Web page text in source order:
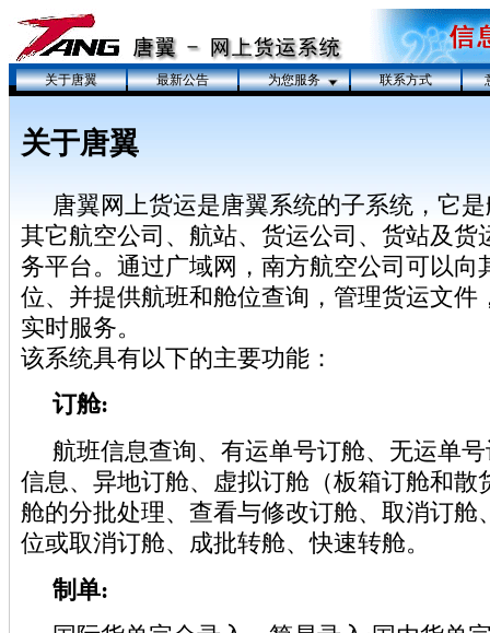
关于唐翼 最新公告 为您服务 联系方式
关于唐翼
唐翼网上货运是唐翼系统的子系统，它
其它航空公司、航站、货运公司、货站及货
务平台。通过广域网，南方航空公司可以向
位、并提供航班和舱位查询，管理货运文件
实时服务。
该系统具有以下的主要功能：
订舱:
航班信息查询、有运单号订舱、无运单
信息、异地订舱、虚拟订舱（板箱订舱和散
舱的分批处理、查看与修改订舱、取消订舱
位或取消订舱、成批转舱、快速转舱。
制单: